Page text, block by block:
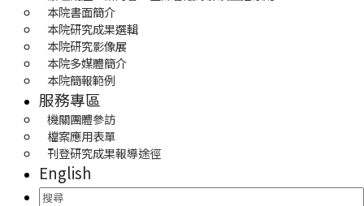
本院書面簡介
本院研究成果選輯
本院研究影像展
本院多媒體簡介
本院簡報範例
服務專區
機關團體參訪
檔案應用表單
刊登研究成果報導途徑
English